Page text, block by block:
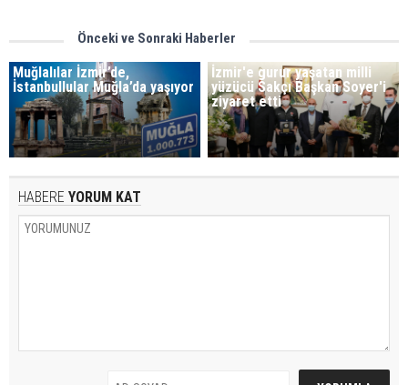
Önceki ve Sonraki Haberler
Muğlalılar İzmir’de,
İstanbullular Muğla’da yaşıyor
İzmir'e gurur yaşatan milli
yüzücü Sakçı Başkan Soyer'i
ziyaret etti
HABERE YORUM KAT